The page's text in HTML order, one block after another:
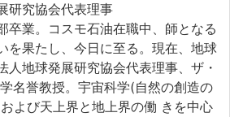
研究協会代表理事
卒業。コスモ石油在職中、師となる
を果たし、今日に至る。現在、地球
人地球発展研究協会代表理事、ザ・
名誉教授。宇宙科学(自然の創造の
よび天上界と地上界の働 きを中心